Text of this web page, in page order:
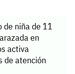
de niña de 11
en
activa
de atención